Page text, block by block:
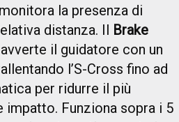
la presenza di
distanza. Il Brake
il guidatore con un
l’S-Cross fino ad
per ridurre il più
impatto. Funziona sopra i 5